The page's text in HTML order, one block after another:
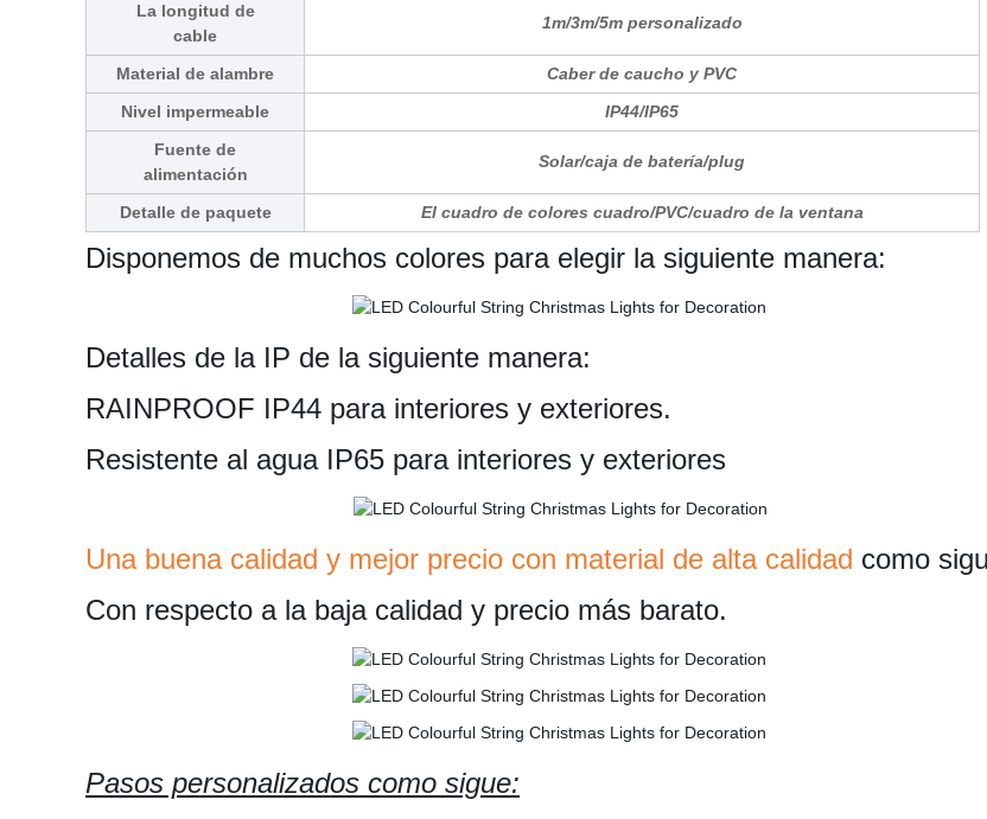
La longitud de
cable
1m/3m/5m personalizado
Material de alambre
Caber de caucho y PVC
Nivel impermeable
IP44/IP65
Fuente de
alimentación
Solar/caja de batería/plug
Detalle de paquete El cuadro de colores cuadro/PVC/cuadro de la ventana
Disponemos de muchos colores para elegir la siguiente manera:
Detalles de la IP de la siguiente manera:
RAINPROOF IP44 para interiores y exteriores.
Resistente al agua IP65 para interiores y exteriores
Una buena calidad y mejor precio con material de alta calidad como
Con respecto a la baja calidad y precio más barato.
Pasos personalizados como sigue: